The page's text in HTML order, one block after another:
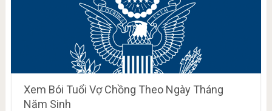
Xem Bói Tuổi Vợ Chồng Theo Ngày Tháng
Năm Sinh